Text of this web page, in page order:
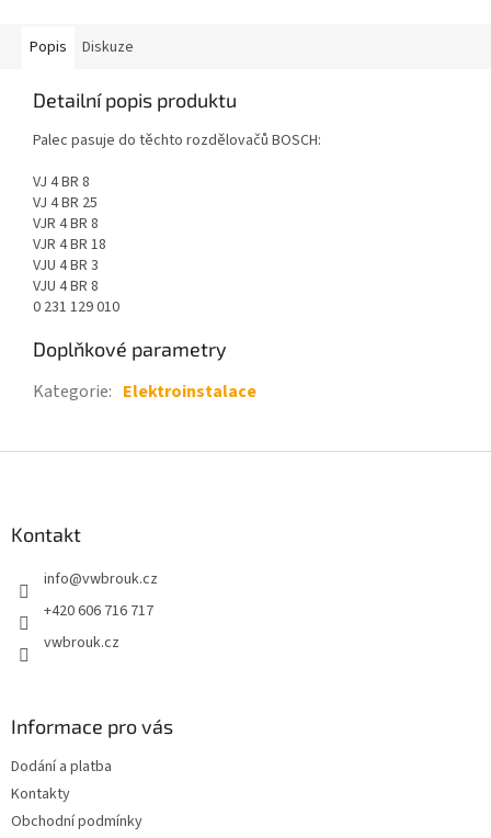
Popis Diskuze
Detailní popis produktu
Palec pasuje do těchto rozdělovačů BOSCH:
VJ 4 BR 8
VJ 4 BR 25
VJR 4 BR 8
VJR 4 BR 18
VJU 4 BR 3
VJU 4 BR 8
0 231 129 010
Doplňkové parametry
Kategorie: Elektroinstalace
Kontakt
info@vwbrouk.cz
+420 606 716 717
vwbrouk.cz
Informace pro vás
Dodání a platba
Kontakty
Obchodní podmínky